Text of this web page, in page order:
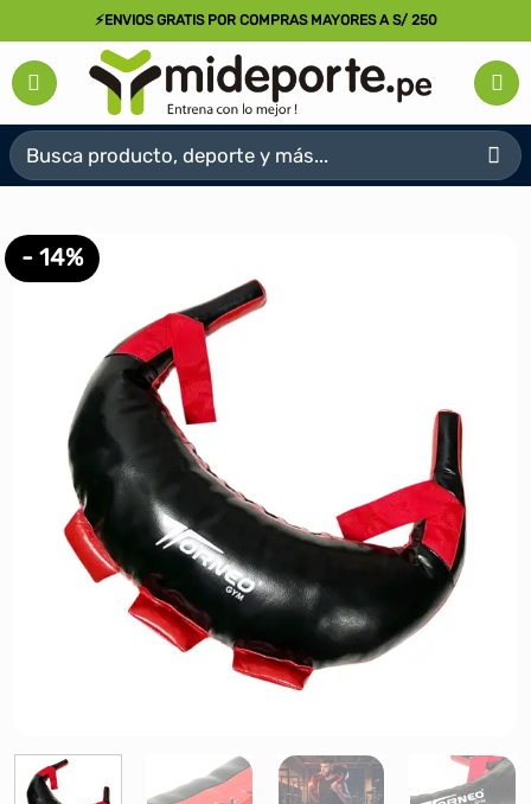
al
contenido
⚡ENVIOS GRATIS POR COMPRAS MAYORES A S/ 250
Buscar
por:
- 14%